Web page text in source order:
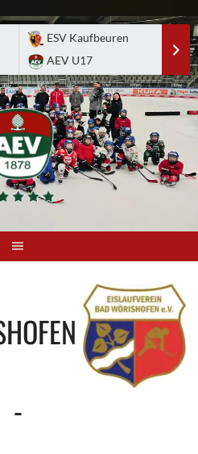
ESV Kaufbeuren
AEV U17
-